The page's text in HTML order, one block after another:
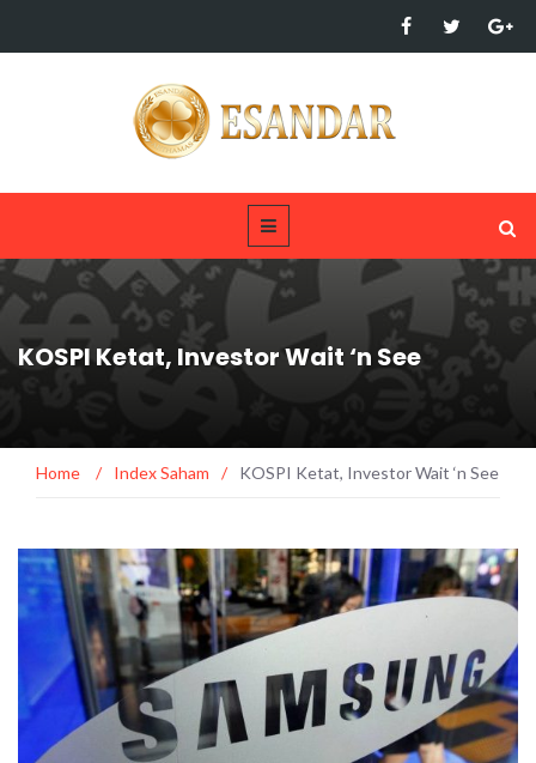
KOSPI Ketat, Investor Wait ‘n See
Home / Index Saham / KOSPI Ketat, Investor Wait ‘n See